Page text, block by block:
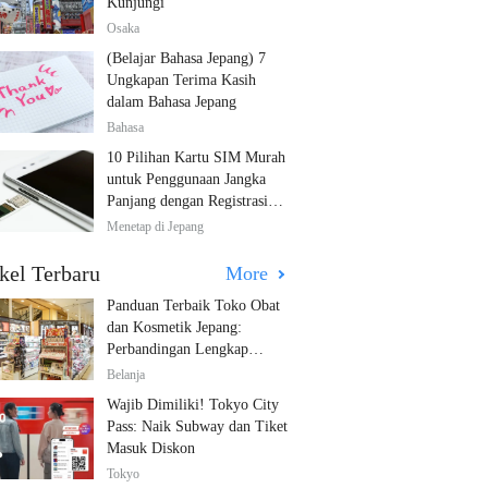
Osaka
(Belajar Bahasa Jepang) 7
Ungkapan Terima Kasih
dalam Bahasa Jepang
Bahasa
10 Pilihan Kartu SIM Murah
untuk Penggunaan Jangka
Panjang dengan Registrasi
Multibahasa!
Menetap di Jepang
Terbaru More
Panduan Terbaik Toko Obat
dan Kosmetik Jepang:
Perbandingan Lengkap
Diskon dari 12 Toko Farmasi
Belanja
Wajib Dimiliki! Tokyo City
Pass: Naik Subway dan Tiket
Masuk Diskon
Tokyo